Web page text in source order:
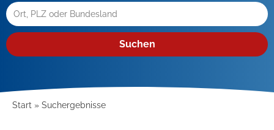
Suchen
Start Suchergebnisse